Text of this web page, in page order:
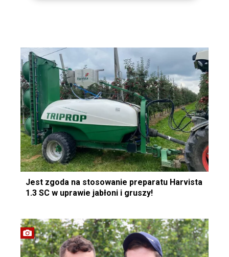
Jest zgoda na stosowanie preparatu Harvista
1.3 SC w uprawie jabłoni i gruszy!